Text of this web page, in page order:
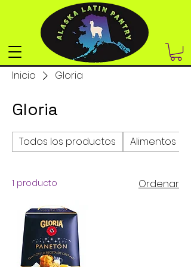
Inicio Gloria
Gloria
Todos los productos Alimentos
1 producto Ordenar